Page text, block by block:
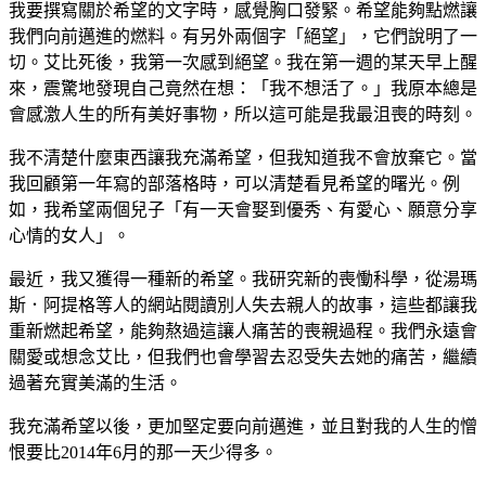
我要撰寫關於希望的文字時，感覺胸口發緊。希望能夠點燃讓
我們向前邁進的燃料。有另外兩個字「絕望」，它們說明了一
切。艾比死後，我第一次感到絕望。我在第一週的某天早上醒
來，震驚地發現自己竟然在想：「我不想活了。」我原本總是
會感激人生的所有美好事物，所以這可能是我最沮喪的時刻。
我不清楚什麼東西讓我充滿希望，但我知道我不會放棄它。當
我回顧第一年寫的部落格時，可以清楚看見希望的曙光。例
如，我希望兩個兒子「有一天會娶到優秀、有愛心、願意分享
心情的女人」。
最近，我又獲得一種新的希望。我研究新的喪慟科學，從湯瑪
斯．阿提格等人的網站閱讀別人失去親人的故事，這些都讓我
重新燃起希望，能夠熬過這讓人痛苦的喪親過程。我們永遠會
關愛或想念艾比，但我們也會學習去忍受失去她的痛苦，繼續
過著充實美滿的生活。
我充滿希望以後，更加堅定要向前邁進，並且對我的人生的憎
恨要比2014年6月的那一天少得多。